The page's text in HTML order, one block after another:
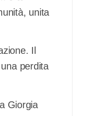
unita
Il
perdita
Giorgia